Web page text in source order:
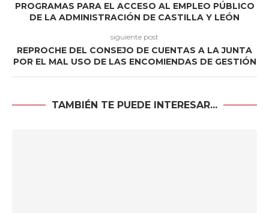
PROGRAMAS PARA EL ACCESO AL EMPLEO PÚBLICO
DE LA ADMINISTRACIÓN DE CASTILLA Y LEÓN
siguiente post
REPROCHE DEL CONSEJO DE CUENTAS A LA JUNTA
POR EL MAL USO DE LAS ENCOMIENDAS DE GESTIÓN
TAMBIÉN TE PUEDE INTERESAR...